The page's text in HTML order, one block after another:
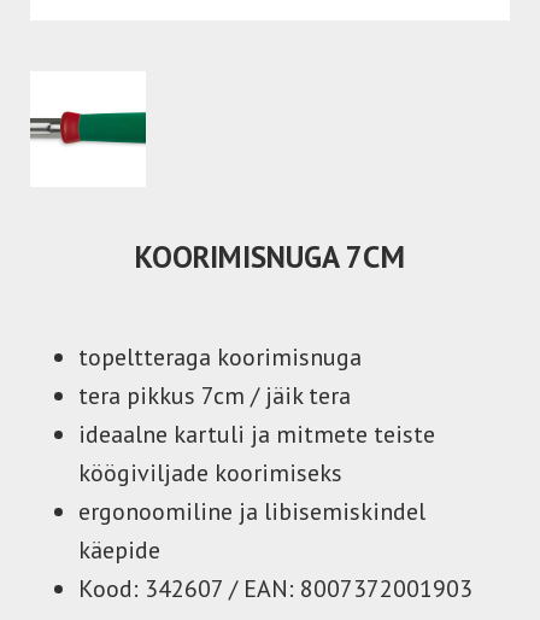
KOORIMISNUGA 7CM
topeltteraga koorimisnuga
tera pikkus 7cm / jäik tera
ideaalne kartuli ja mitmete teiste
köögiviljade koorimiseks
ergonoomiline ja libisemiskindel
käepide
Kood: 342607 / EAN: 8007372001903